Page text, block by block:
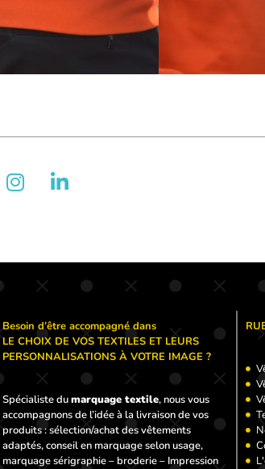
Besoin d’être accompagné dans
LE CHOIX DE VOS TEXTILES ET LEURS
PERSONNALISATIONS À VOTRE IMAGE ?
Spécialiste dumarquage textile, nous vous
accompagnons de l’idée à la livraison de vos
produits : sélection/achat des vêtements
adaptés, conseil en marquage selon usage,
marquage sérigraphie – broderie – Impression